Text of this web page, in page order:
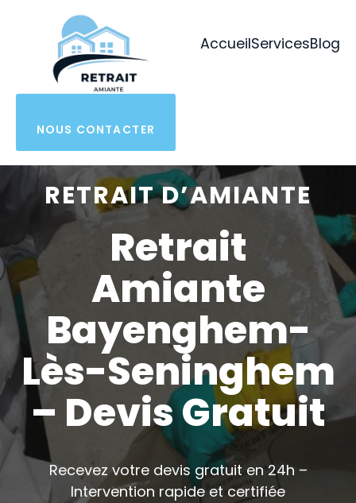
AccueilServicesBlog
NOUS CONTACTER
RETRAIT D’AMIANTE
Retrait
Amiante
Bayenghem-
Lès-Seninghem
– Devis Gratuit
Recevez votre devis gratuit en 24h –
Intervention rapide et certifiée